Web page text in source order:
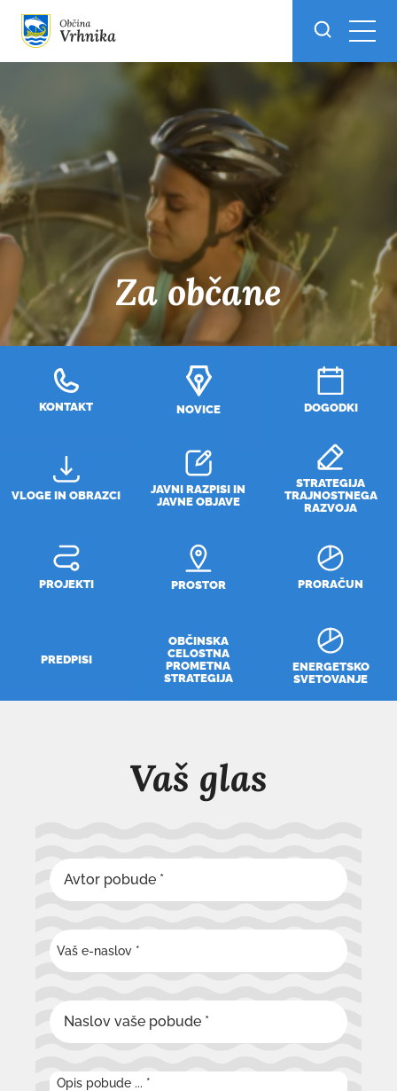
Skoči do osrednje vsebine
Za občane
KONTAKT NOVICE DOGODKI
VLOGE IN OBRAZCI
JAVNI RAZPISI IN
JAVNE OBJAVE
STRATEGIJA
TRAJNOSTNEGA
RAZVOJA
PROJEKTI PROSTOR PRORAČUN
PREDPISI
OBČINSKA
CELOSTNA
PROMETNA
STRATEGIJA
ENERGETSKO
SVETOVANJE
Vaš glas